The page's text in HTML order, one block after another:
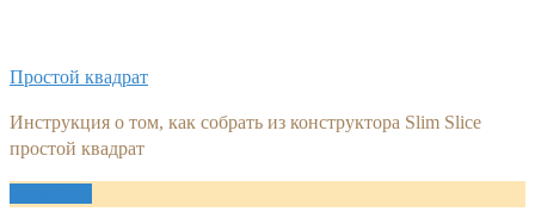
Простой квадрат
Инструкция о том, как собрать из конструктора Slim Slice
простой квадрат